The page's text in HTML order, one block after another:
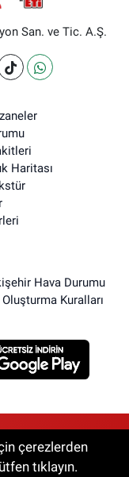
San. ve Tic. A.Ş.
Haritası
Hava Durumu
Kuralları
hakkı saklıdır.
çerezlerden
tıklayın.